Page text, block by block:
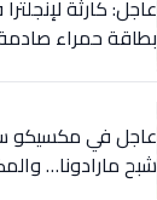
عاجل: كارثة
بطاقة حمراء
عاجل في مكسيكو
شبح مارادونا…